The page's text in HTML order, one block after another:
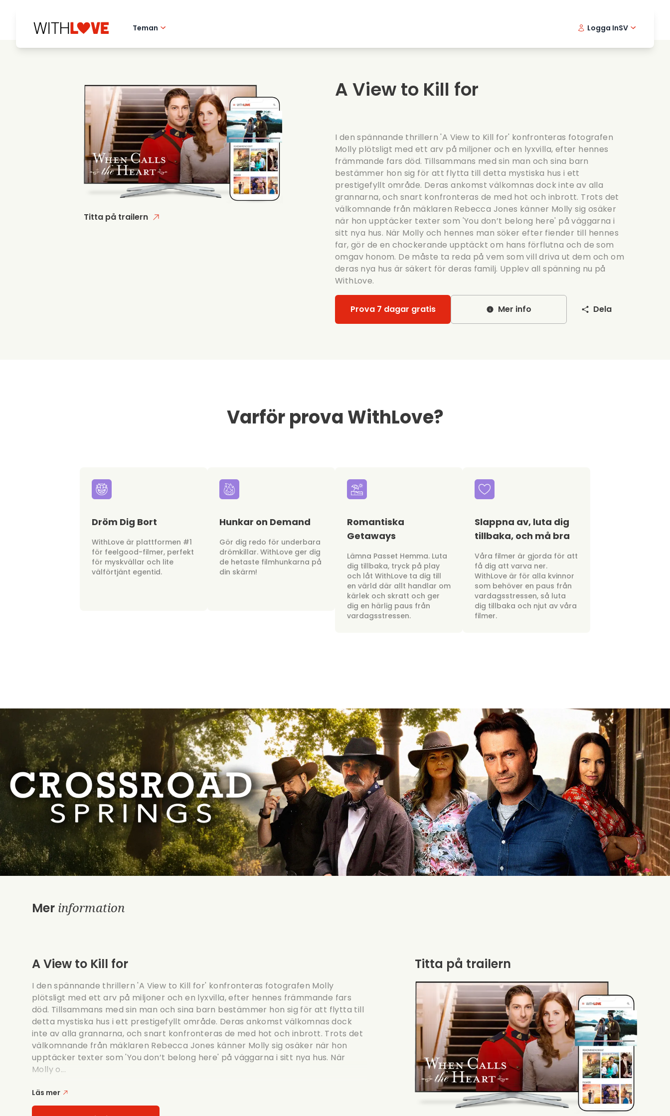
Teman
Mysterier
Sommarfilm
Datingfilmer
Romantiska serier
Logga InSV
Titta på trailern
A View to Kill for
I den spännande thrillern 'A View to Kill for' konfronteras fotografen
Molly plötsligt med ett arv på miljoner och en lyxvilla, efter hennes
främmande fars död. Tillsammans med sin man och sina barn
bestämmer hon sig för att flytta till detta mystiska hus i ett
prestigefyllt område. Deras ankomst välkomnas dock inte av alla
grannarna, och snart konfronteras de med hot och inbrott. Trots det
välkomnande från mäklaren Rebecca Jones känner Molly sig osäker
när hon upptäcker texter som 'You don’t belong here' på väggarna i
sitt nya hus. När Molly och hennes man söker efter fiender till hennes
far, gör de en chockerande upptäckt om hans förflutna och de som
omgav honom. De måste ta reda på vem som vill driva ut dem och om
deras nya hus är säkert för deras familj. Upplev all spänning nu på
WithLove.
Prova 7 dagar gratis Mer info Dela
Varför prova WithLove?
Dröm Dig Bort
WithLove är plattformen #1
för feelgood-filmer, perfekt
för myskvällar och lite
välförtjänt egentid.
Hunkar on Demand
Gör dig redo för underbara
drömkillar. WithLove ger dig
de hetaste filmhunkarna på
din skärm!
Romantiska
Getaways
Lämna Passet Hemma. Luta
dig tillbaka, tryck på play
och låt WithLove ta dig till
en värld där allt handlar om
kärlek och skratt och ger
dig en härlig paus från
vardagsstressen.
Slappna av, luta dig
tillbaka, och må bra
Våra filmer är gjorda för att
få dig att varva ner.
WithLove är för alla kvinnor
som behöver en paus från
vardagsstressen, så luta
dig tillbaka och njut av våra
filmer.
Mer information
A View to Kill for
I den spännande thrillern 'A View to Kill for' konfronteras fotografen Molly
plötsligt med ett arv på miljoner och en lyxvilla, efter hennes främmande fars
död. Tillsammans med sin man och sina barn bestämmer hon sig för att flytta till
detta mystiska hus i ett prestigefyllt område. Deras ankomst välkomnas dock
inte av alla grannarna, och snart konfronteras de med hot och inbrott. Trots det
välkomnande från mäklaren Rebecca Jones känner Molly sig osäker när hon
upptäcker texter som 'You don’t belong here' på väggarna i sitt nya hus. När
Molly o...
Läs mer
Titta på trailern